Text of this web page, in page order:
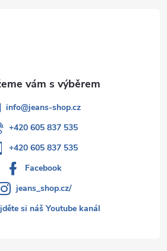
info@jeans-shop.cz
+420 605 837 535
+420 605 837 535
Facebook
jeans_shop.cz/
si náš Youtube kanál